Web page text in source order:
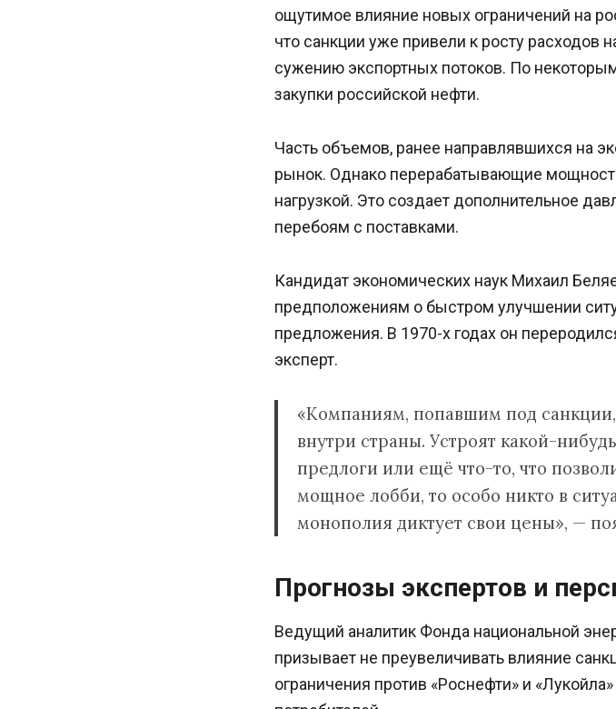
ощутимое влияние новых ограничений на
что санкции уже привели к росту расходов
сужению экспортных потоков. По
закупки российской нефти.
Часть объемов, ранее направлявшихся на
рынок. Однако перерабатывающие
нагрузкой. Это создает дополнительное
перебоям с поставками.
Кандидат экономических наук Михаил
предположениям о быстром улучшении
предложения. В 1970-х годах он
эксперт.
«Компаниям, попавшим под санкции,
внутри страны. Устроят какой-
предлоги или ещё что-то, что
мощное лобби, то особо никто в
монополия диктует свои цены», —
Прогнозы экспертов и
Ведущий аналитик Фонда национальной
призывает не преувеличивать влияние
ограничения против «Роснефти» и